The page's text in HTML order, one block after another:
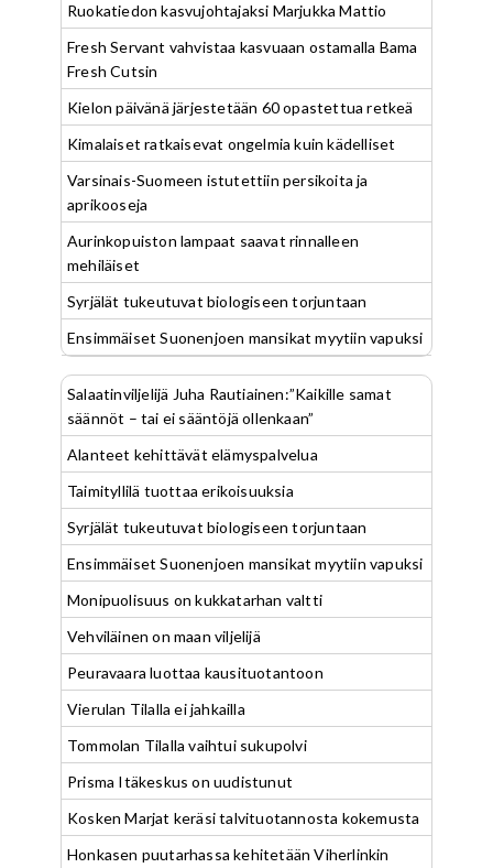
Ruokatiedon kasvujohtajaksi Marjukka Mattio
Fresh Servant vahvistaa kasvuaan ostamalla Bama
Fresh Cutsin
Kielon päivänä järjestetään 60 opastettua retkeä
Kimalaiset ratkaisevat ongelmia kuin kädelliset
Varsinais-Suomeen istutettiin persikoita ja
aprikooseja
Aurinkopuiston lampaat saavat rinnalleen
mehiläiset
Syrjälät tukeutuvat biologiseen torjuntaan
Ensimmäiset Suonenjoen mansikat myytiin vapuksi
Salaatinviljelijä Juha Rautiainen:”Kaikille samat
säännöt – tai ei sääntöjä ollenkaan”
Alanteet kehittävät elämyspalvelua
Taimityllilä tuottaa erikoisuuksia
Syrjälät tukeutuvat biologiseen torjuntaan
Ensimmäiset Suonenjoen mansikat myytiin vapuksi
Monipuolisuus on kukkatarhan valtti
Vehviläinen on maan viljelijä
Peuravaara luottaa kausituotantoon
Vierulan Tilalla ei jahkailla
Tommolan Tilalla vaihtui sukupolvi
Prisma Itäkeskus on uudistunut
Kosken Marjat keräsi talvituotannosta kokemusta
Honkasen puutarhassa kehitetään Viherlinkin